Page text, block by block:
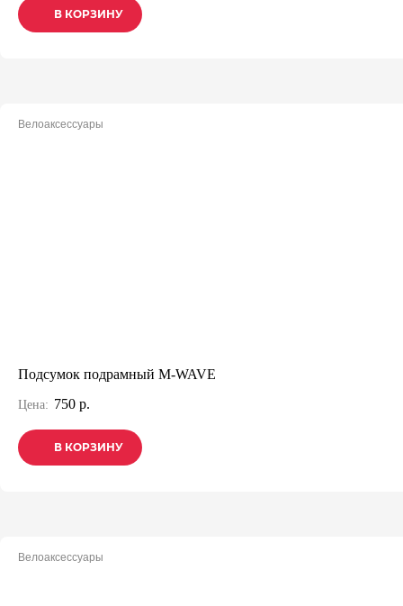
В КОРЗИНУ
В КОРЗИНУ
В КОРЗИНУ
Велоаксессуары
Подсумок подрамный M-WAVE
Цена: 750 р.
В КОРЗИНУ
В КОРЗИНУ
В КОРЗИНУ
Велоаксессуары